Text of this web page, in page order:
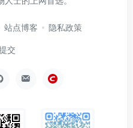
站点博客 隐私政策
交